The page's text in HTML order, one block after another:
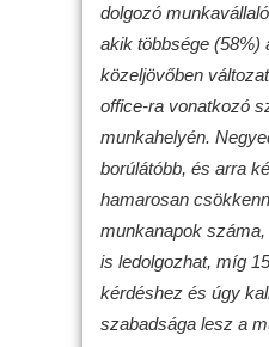
dolgozó
akik többsége (58%)
közeljövőben
office-ra vonatkozó
munkahelyén.
borúlátóbb, és arra
hamarosan
munkanapok
is ledolgozhat, míg
kérdéshez és úgy
szabadsága lesz a